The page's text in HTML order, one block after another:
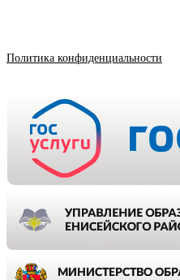
Политика конфиденциальности